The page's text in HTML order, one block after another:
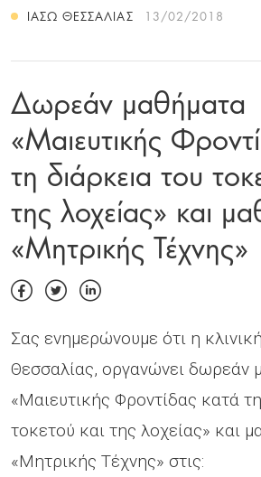
ΙΑΣΩ ΘΕΣΣΑΛΊΑΣ 13/02/2018
Δωρεάν μαθήματα
«Μαιευτικής
τη διάρκεια του
της λοχείας» και
«Μητρικής Τέχνης»
Σας ενημερώνουμε ότι η
Θεσσαλίας, οργανώνει δωρεάν
«Μαιευτικής Φροντίδας κατά
τοκετού και της λοχείας» και
«Μητρικής Τέχνης» στις: